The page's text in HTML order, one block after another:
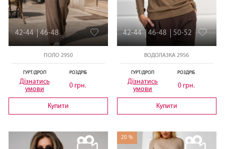
42-44 46-48
ПОЛО 2950
ГУРТ/ДРОП
Дізнатись
умови
РОЗДРІБ
0 грн.
Купити
42-44 46-48 50-52
ВОДОЛАЗКА 2956
ГУРТ/ДРОП
Дізнатись
умови
РОЗДРІБ
0 грн.
Купити
20 %